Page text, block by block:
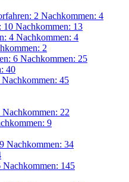
2 Nachkommen: 4
10 Nachkommen: 13
4 Nachkommen: 4
2
6 Nachkommen: 25
40
45
22
9
Nachkommen: 34
Nachkommen: 145